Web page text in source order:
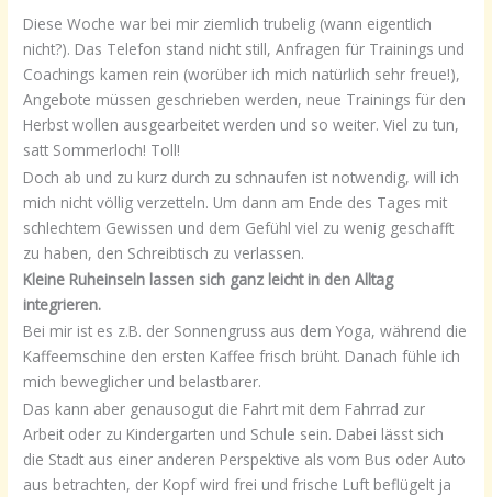
Diese Woche war bei mir ziemlich trubelig (wann eigentlich
nicht?). Das Telefon stand nicht still, Anfragen für Trainings und
Coachings kamen rein (worüber ich mich natürlich sehr freue!),
Angebote müssen geschrieben werden, neue Trainings für den
Herbst wollen ausgearbeitet werden und so weiter. Viel zu tun,
satt Sommerloch! Toll!
Doch ab und zu kurz durch zu schnaufen ist notwendig, will ich
mich nicht völlig verzetteln. Um dann am Ende des Tages mit
schlechtem Gewissen und dem Gefühl viel zu wenig geschafft
zu haben, den Schreibtisch zu verlassen.
Kleine Ruheinseln lassen sich ganz leicht in den Alltag
integrieren.
Bei mir ist es z.B. der Sonnengruss aus dem Yoga, während die
Kaffeemschine den ersten Kaffee frisch brüht. Danach fühle ich
mich beweglicher und belastbarer.
Das kann aber genausogut die Fahrt mit dem Fahrrad zur
Arbeit oder zu Kindergarten und Schule sein. Dabei lässt sich
die Stadt aus einer anderen Perspektive als vom Bus oder Auto
aus betrachten, der Kopf wird frei und frische Luft beflügelt ja